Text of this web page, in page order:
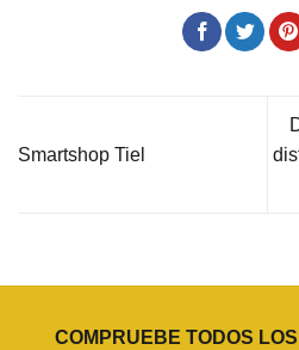
Smartshop Tiel
COMPRUEBE TODOS